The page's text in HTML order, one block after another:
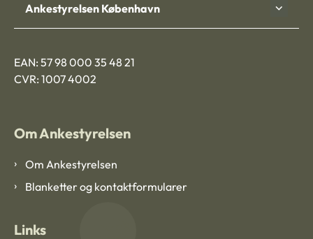
Ankestyrelsen København
EAN: 57 98 000 35 48 21
CVR: 1007 4002
Om Ankestyrelsen
Om Ankestyrelsen
Blanketter og kontaktformularer
Links